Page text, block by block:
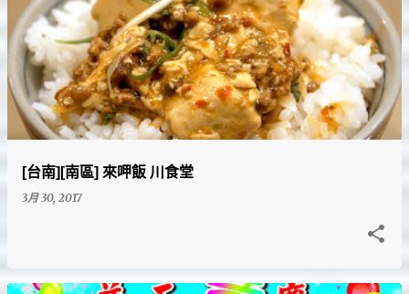
[台南][南區] 來呷飯 川食堂
3月 30, 2017